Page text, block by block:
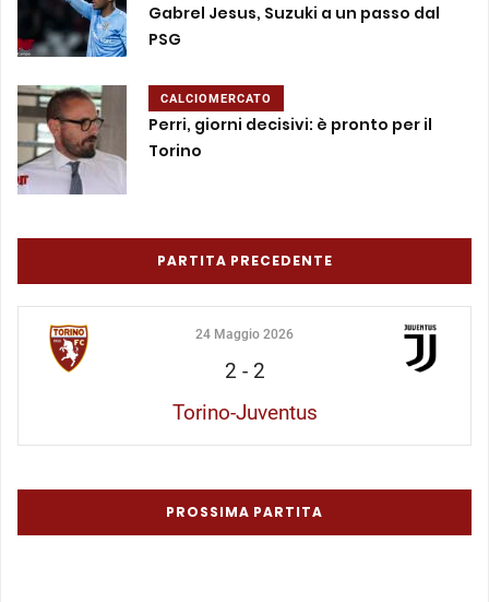
Gabrel Jesus, Suzuki a un passo dal
PSG
CALCIOMERCATO
Perri, giorni decisivi: è pronto per il
Torino
PARTITA PRECEDENTE
24 Maggio 2026
2 - 2
Torino-Juventus
PROSSIMA PARTITA